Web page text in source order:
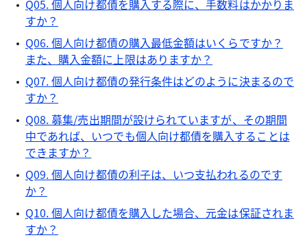
Q05. 個人向け都債を購入する際に、手数料はかかりま
すか？
Q06. 個人向け都債の購入最低金額はいくらですか？
また、購入金額に上限はありますか？
Q07. 個人向け都債の発行条件はどのように決まるので
すか？
Q08. 募集/売出期間が設けられていますが、その期間
中であれば、いつでも個人向け都債を購入することは
できますか？
Q09. 個人向け都債の利子は、いつ支払われるのです
か？
Q10. 個人向け都債を購入した場合、元金は保証されま
すか？